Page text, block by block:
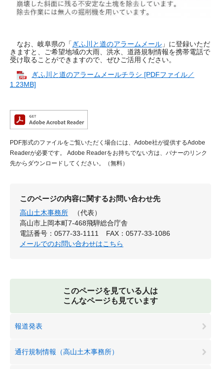
なお、岐阜県の「ぎふ川と道のアラームメール 」に登録いただ
きますと、ご希望地域の大雨、洪水、道路規制情報を携帯電話で
受け取ることができますので、ぜひご活用ください。
ぎふ川と道のアラームメールチラシ [PDFファイル／
1.23MB]
PDF形式のファイルをご覧いただく場合には、Adobe社が提供するAdobe
Readerが必要です。
Adobe Readerをお持ちでない方は、バナーのリンク
先からダウンロードしてください。（無料）
このページの内容に関するお問い合わせ先
高山土木事務所
（代表）
高山市上岡本町7-468飛騨総合庁舎
電話番号：0577-33-1111
FAX：0577-33-1086
メールでのお問い合わせはこちら
このページを見ている人は
こんなページも見ています
報道発表
通行規制情報（高山土木事務所）